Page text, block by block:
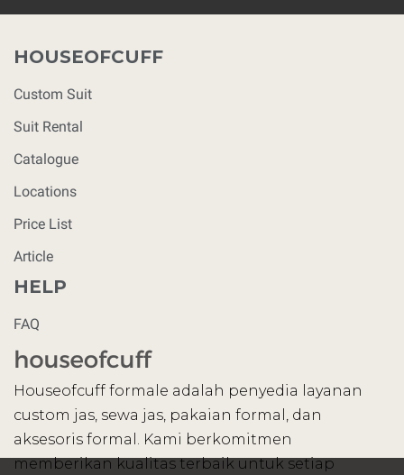
HOUSEOFCUFF
Custom Suit
Suit Rental
Catalogue
Locations
Price List
Article
HELP
FAQ
Houseofcuff formale adalah penyedia layanan
custom jas, sewa jas, pakaian formal, dan
aksesoris formal. Kami berkomitmen
memberikan kualitas terbaik untuk setiap